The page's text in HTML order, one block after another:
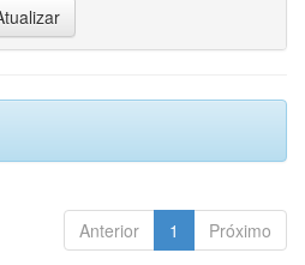
Anterior 1 Próximo